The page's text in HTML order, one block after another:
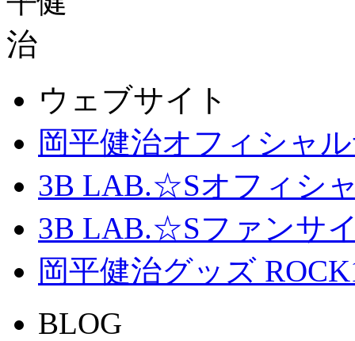
ウェブサイト
岡平健治オフィシャ
3B LAB.☆Sオフィシ
3B LAB.☆Sファンサイ
岡平健治グッズ
BLOG